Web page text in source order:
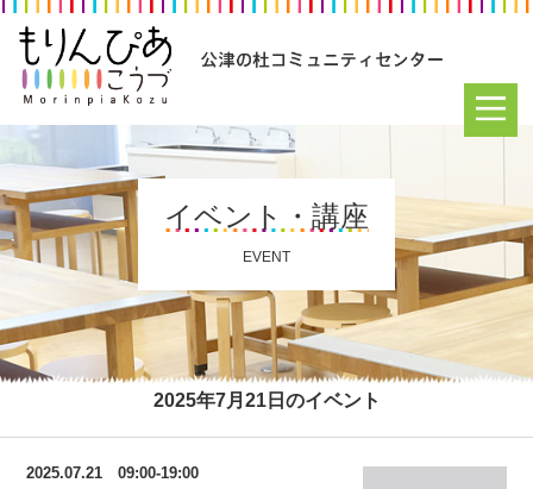
イベント・講座
EVENT
2025年7月21日のイベント
2025.07.21 09:00-19:00